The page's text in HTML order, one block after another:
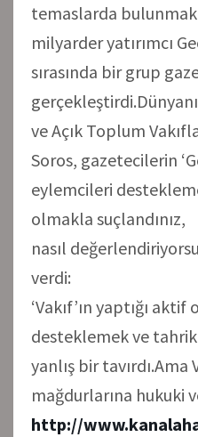
temaslarda
milyarder yatırımcı
sırasında bir grup
ve Açık Toplum
Soros, gazetecilerin
eylemcileri
olmakla suçlandınız,
nasıl
verdi:
‘Vakıf’ın yaptığı
desteklemek ve
yanlış bir tavırdı.Ama
mağdurlarına hukuki
http://